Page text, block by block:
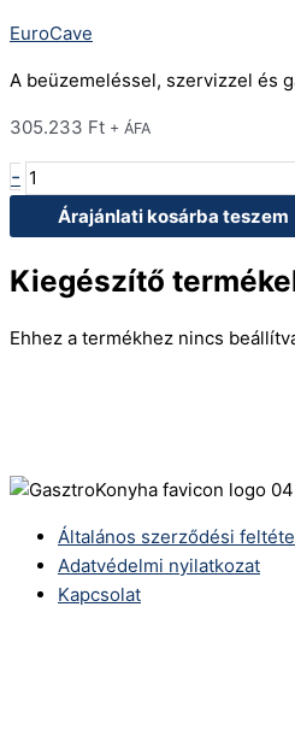
EuroCave
A beüzemeléssel, szervizzel és
305.233 Ft + ÁFA
-
Árajánlati kosárba teszem
Kiegészítő
Ehhez a termékhez nincs
Általános szerződési
Adatvédelmi nyilatkozat
Kapcsolat